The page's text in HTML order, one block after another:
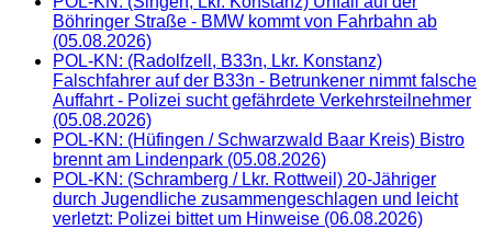
Böhringer Straße - BMW kommt von Fahrbahn ab
(05.08.2026)
POL-KN: (Radolfzell, B33n, Lkr. Konstanz)
Falschfahrer auf der B33n - Betrunkener nimmt falsche
Auffahrt - Polizei sucht gefährdete Verkehrsteilnehmer
(05.08.2026)
POL-KN: (Hüfingen / Schwarzwald Baar Kreis) Bistro
brennt am Lindenpark (05.08.2026)
POL-KN: (Schramberg / Lkr. Rottweil) 20-Jähriger
durch Jugendliche zusammengeschlagen und leicht
verletzt: Polizei bittet um Hinweise (06.08.2026)